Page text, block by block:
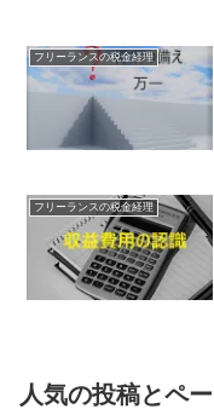
フリーランスの税金経理
フリーランスの税金経理
人気の投稿とペ